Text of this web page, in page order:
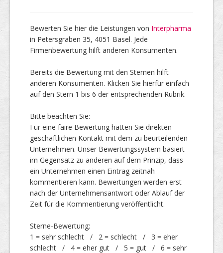
HELP Awards
Top Firmen
Über uns
Bewerten Sie hier die Leistungen von Interpharma
in Petersgraben 35, 4051 Basel. Jede
Firmenbewertung hilft anderen Konsumenten.
Bereits die Bewertung mit den Sternen hilft
anderen Konsumenten. Klicken Sie hierfür einfach
auf den Stern 1 bis 6 der entsprechenden Rubrik.
Bitte beachten Sie:
Für eine faire Bewertung hatten Sie direkten
geschäftlichen Kontakt mit dem zu beurteilenden
Unternehmen. Unser Bewertungssystem basiert
im Gegensatz zu anderen auf dem Prinzip, dass
ein Unternehmen einen Eintrag zeitnah
kommentieren kann. Bewertungen werden erst
nach der Unternehmensantwort oder Ablauf der
Zeit für die Kommentierung veröffentlicht.
Sterne-Bewertung:
1 = sehr schlecht / 2 = schlecht / 3 = eher
schlecht / 4 = eher gut / 5 = gut / 6 = sehr